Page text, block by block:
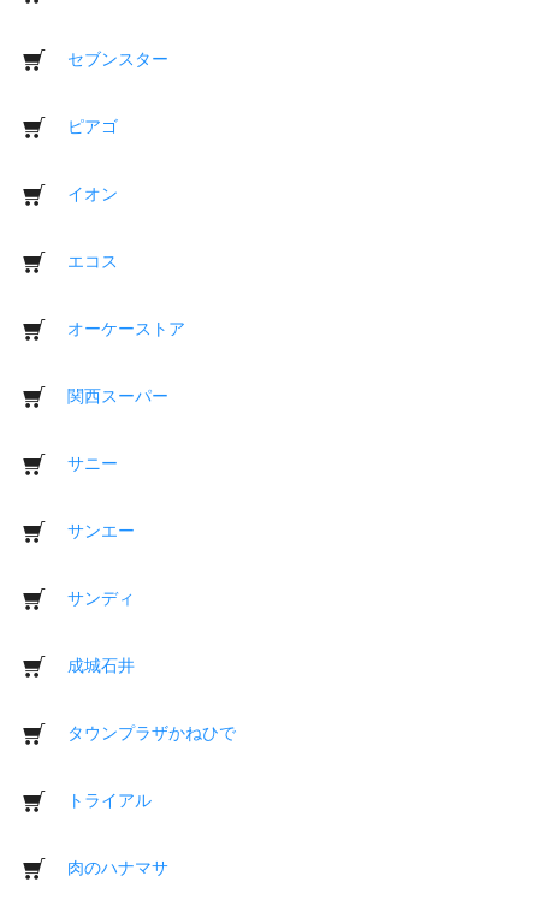
セブンスター
ピアゴ
イオン
エコス
オーケーストア
関西スーパー
サニー
サンエー
サンディ
成城石井
タウンプラザかねひで
トライアル
肉のハナマサ